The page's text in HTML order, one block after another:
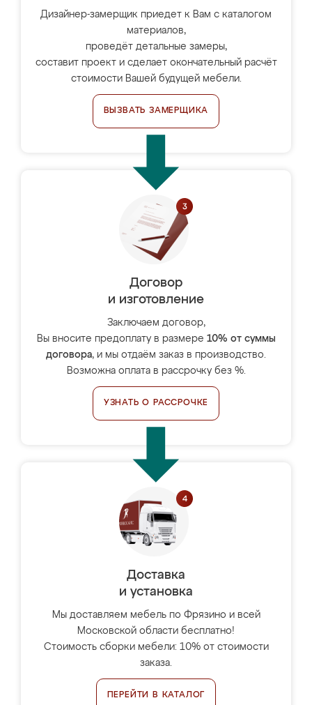
Дизайнер-замерщик приедет к Вам с каталогом
материалов,
проведёт детальные замеры,
составит проект и сделает окончательный расчёт
стоимости Вашей будущей мебели.
ВЫЗВАТЬ ЗАМЕРЩИКА
Договор
и изготовление
Заключаем договор,
Вы вносите предоплату в размере 10% от суммы
договора, и мы отдаём заказ в производство.
Возможна оплата в рассрочку без %.
УЗНАТЬ О РАССРОЧКЕ
Доставка
и установка
Мы доставляем мебель по Фрязино и всей
Московской области бесплатно!
Стоимость сборки мебели: 10% от стоимости
заказа.
ПЕРЕЙТИ В КАТАЛОГ